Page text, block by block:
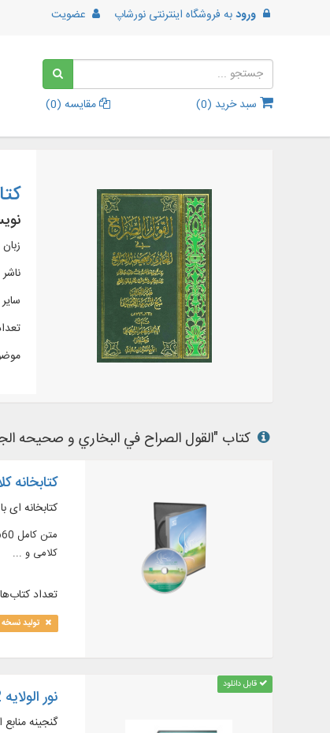
ورودبه فروشگاه اینترنتی نورشاپ عضویت
سبد خرید (0
) مقایسه (0
)
کتاب "القول الصراح في البخاري و صحیحه
کتابخانه
کتابخانه ای با بیش از
کلامی و ...
تعداد کتاب‌ها:
تولید
قابل دانلود
نور الولایه 2
گنجینه